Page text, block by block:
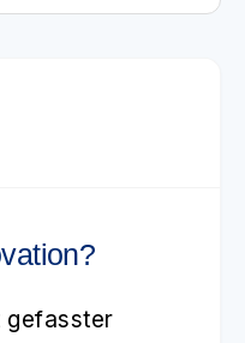
gefasster